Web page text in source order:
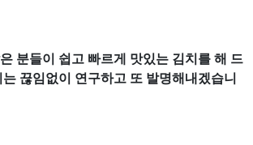
분들이 쉽고 빠르게 맛있는 김치를 해 드
끊임없이 연구하고 또 발명해내겠습니